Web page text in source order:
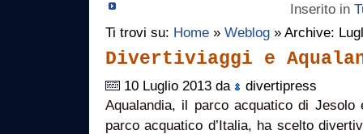
Inserito in
Ti trovi su: Home » Weblog » Archive:
Divertiviaggi e
10 Luglio 2013 da
divertipress
Aqualandia, il parco acquatico di
parco acquatico d’Italia, ha scelto